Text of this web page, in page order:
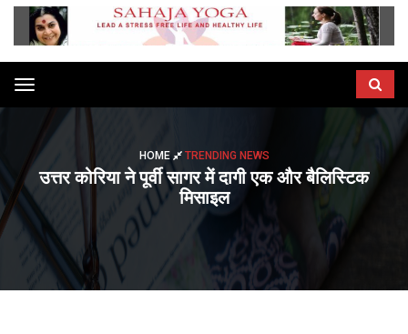
Toggle
navigation
HOME TRENDING NEWS
उत्तर कोरिया ने पूर्वी सागर में दागी एक और बैलिस्टिक
मिसाइल